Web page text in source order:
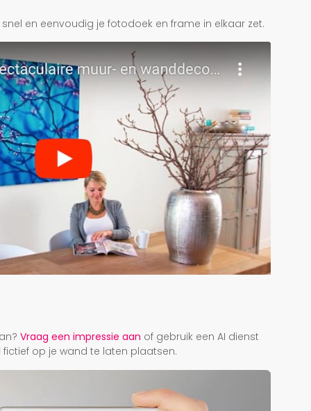
en eenvoudig je fotodoek en frame in elkaar zet.
Vraag een impressie aan of gebruik een AI dienst
op je wand te laten plaatsen.